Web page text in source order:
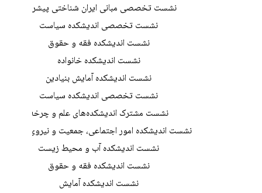
نشست تخصصی مبانی ایران شناختی پیشرفت
نشست تخصصی اندیشکده سیاست
نشست اندیشکده فقه و حقوق
نشست اندیشکده خانواده
نشست اندیشکده آمایش بنیادین
نشست تخصصی اندیشکده سیاست
نشست مشترک اندیشکده‌های علم و چرخه
نشست اندیشکده امور اجتماعی، جمعیت و نیروی انسانی
نشست اندیشکده آب و محیط زیست
نشست اندیشکده فقه و حقوق
نشست اندیشکده آمایش